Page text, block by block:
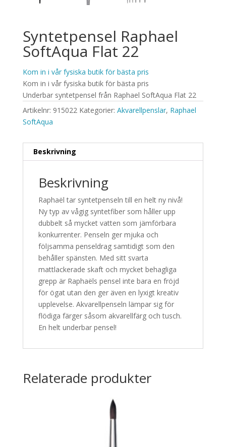
Syntetpensel Raphael
SoftAqua Flat 22
Kom in i vår fysiska butik för bästa pris
Kom in i vår fysiska butik för bästa pris
Underbar syntetpensel från Raphael SoftAqua Flat 22
Artikelnr: 915022 Kategorier: Akvarellpenslar, Raphael
SoftAqua
Beskrivning
Beskrivning
Raphaël tar syntetpenseln till en helt ny nivå!
Ny typ av vågig syntetfiber som håller upp
dubbelt så mycket vatten som jämförbara
konkurrenter. Penseln ger mjuka och
följsamma penseldrag samtidigt som den
behåller spänsten. Med sitt svarta
mattlackerade skaft och mycket behagliga
grepp är Raphaëls pensel inte bara en fröjd
för ögat utan den ger även en lyxigt kreativ
upplevelse. Akvarellpenseln lämpar sig för
flödiga färger såsom akvarellfärg och tusch.
En helt underbar pensel!
Relaterade produkter